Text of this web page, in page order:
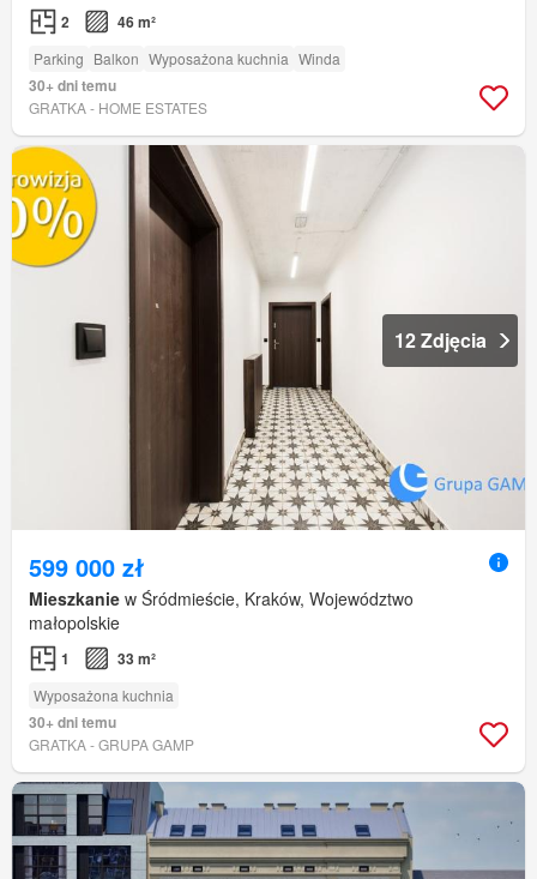
2 46 m²
Parking Balkon Wyposażona kuchnia Winda
30+ dni temu
GRATKA - HOME ESTATES
12 Zdjęcia
599 000 zł
Mieszkanie w Śródmieście, Kraków, Województwo
małopolskie
1 33 m²
Wyposażona kuchnia
30+ dni temu
GRATKA - GRUPA GAMP